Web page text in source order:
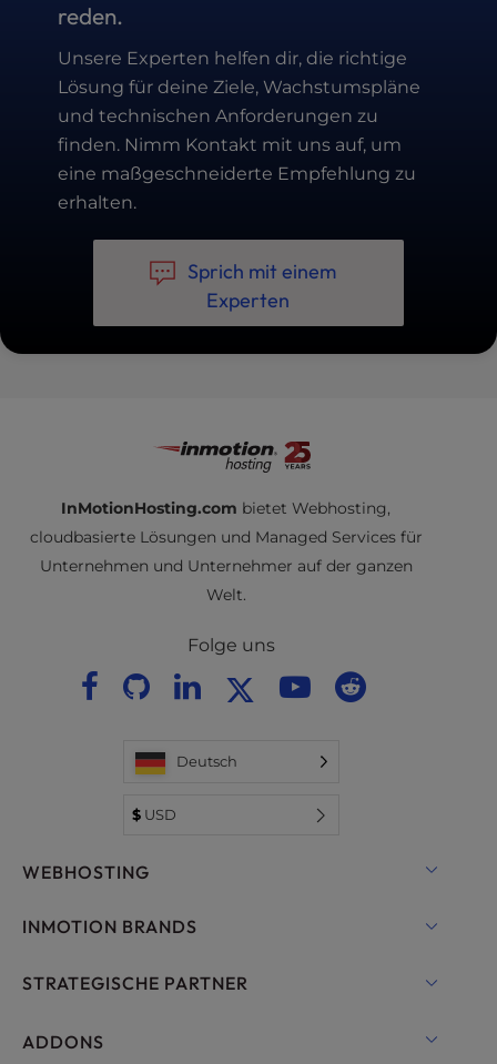
reden.
Unsere Experten helfen dir, die richtige
Lösung für deine Ziele, Wachstumspläne
und technischen Anforderungen zu
finden. Nimm Kontakt mit uns auf, um
eine maßgeschneiderte Empfehlung zu
erhalten.
Sprich mit einem
Experten
InMotionHosting.com bietet Webhosting,
cloudbasierte Lösungen und Managed Services für
Unternehmen und Unternehmer auf der ganzen
Welt.
Folge uns
Deutsch
$USD
WEBHOSTING
Shared Hosting Lösungen
UltraStack ONE für WordPress
INMOTION BRANDS
RamNode Wolke
STRATEGISCHE PARTNER
OpenMetal Cloud IaaS
ADDONS